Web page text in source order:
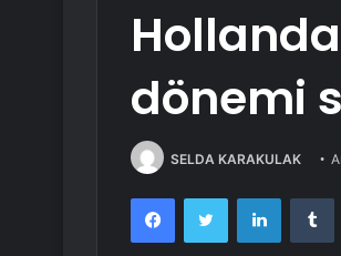
dönemi
SELDA KARAKULAK
FacebookTwitter LinkedIn